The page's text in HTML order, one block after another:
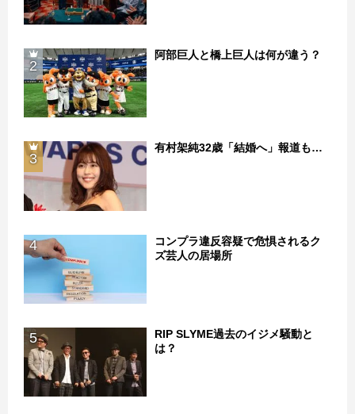
2
阿部巨人と橋上巨人は何が違う？
3
有村架純32歳「結婚へ」報道も…
4
コンプラ違反容疑で危惧されるク
ズ芸人の居場所
5
RIP SLYME過去のイジメ騒動と
は？